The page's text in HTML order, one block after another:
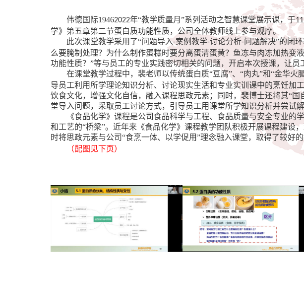
伟德国际19462022年“教学质量月”系列活动之智慧课堂展示课，于11
学》第五章第二节蛋白质功能性质，公司全体教师线上参与观摩。
此次课堂教学采用了“问题导入-案例教学-讨论分析-问题解决”的闭
么要腌制处理？为什么制作蛋糕时要分离蛋清蛋黄？鱼冻与肉冻加热变
功能性质？”等与员工的专业实践密切相关的问题，开启本次授课，让员
在课堂教学过程中，裴老师以传统蛋白质“豆腐”、“肉丸”和“金华
导员工利用所学理论知识分析、讨论现实生活和专业实训课中的烹饪加
饮食文化，增强文化自信，融入课程思政元素；同时，裴博士还将其“
堂导入问题，采取员工讨论方式，引导员工用课堂所学知识分析并尝试
《食品化学》课程是公司食品科学与工程、食品质量与安全专业
和工艺的“桥梁”。近年来《食品化学》课程教学团队积极开展课程建设
时将思政元素与公司“食烹一体、以学促用”理念融入课堂，取得了较好的
（配图见下页）